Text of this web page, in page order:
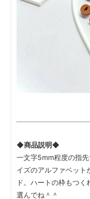
◆商品説明◆
一文字5mm程度の指
イズのアルファベット
ド。ハートの枠もつ
選んでね＾＾